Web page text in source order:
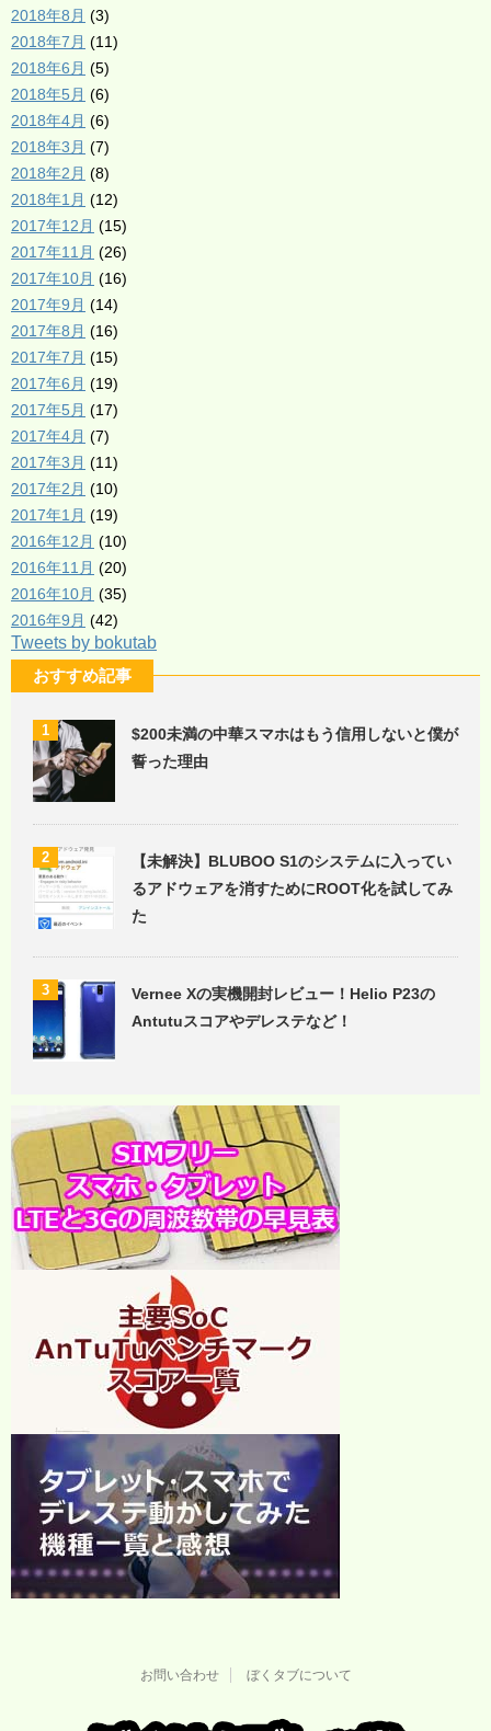
2018年8月 (3)
2018年7月 (11)
2018年6月 (5)
2018年5月 (6)
2018年4月 (6)
2018年3月 (7)
2018年2月 (8)
2018年1月 (12)
2017年12月 (15)
2017年11月 (26)
2017年10月 (16)
2017年9月 (14)
2017年8月 (16)
2017年7月 (15)
2017年6月 (19)
2017年5月 (17)
2017年4月 (7)
2017年3月 (11)
2017年2月 (10)
2017年1月 (19)
2016年12月 (10)
2016年11月 (20)
2016年10月 (35)
2016年9月 (42)
Tweets by bokutab
おすすめ記事
1
$200未満の中華スマホはもう信用しないと僕が
誓った理由
2
【未解決】BLUBOO S1のシステムに入ってい
るアドウェアを消すためにROOT化を試してみ
た
3
Vernee Xの実機開封レビュー！Helio P23の
Antutuスコアやデレステなど！
お問い合わせ ぼくタブについて